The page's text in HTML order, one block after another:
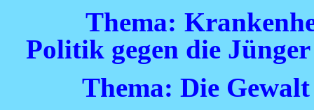
Thema:
Politik gegen die Jünger
Thema: Die